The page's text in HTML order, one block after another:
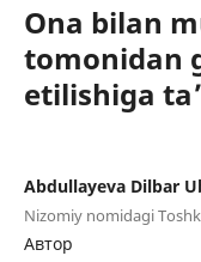
Ona bilan
tomonidan
etilishiga
Abdullayeva Dilbar
Nizomiy nomidagi
Автор